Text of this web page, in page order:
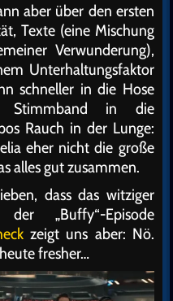
aber über den ersten
Texte (eine Mischung
Verwunderung),
Unterhaltungsfaktor
schneller in die Hose
Stimmband in die
Rauch in der Lunge:
eher nicht die große
alles gut zusammen.
dass das witziger
„Buffy“-Episode
zeigt uns aber: Nö.
fresher…